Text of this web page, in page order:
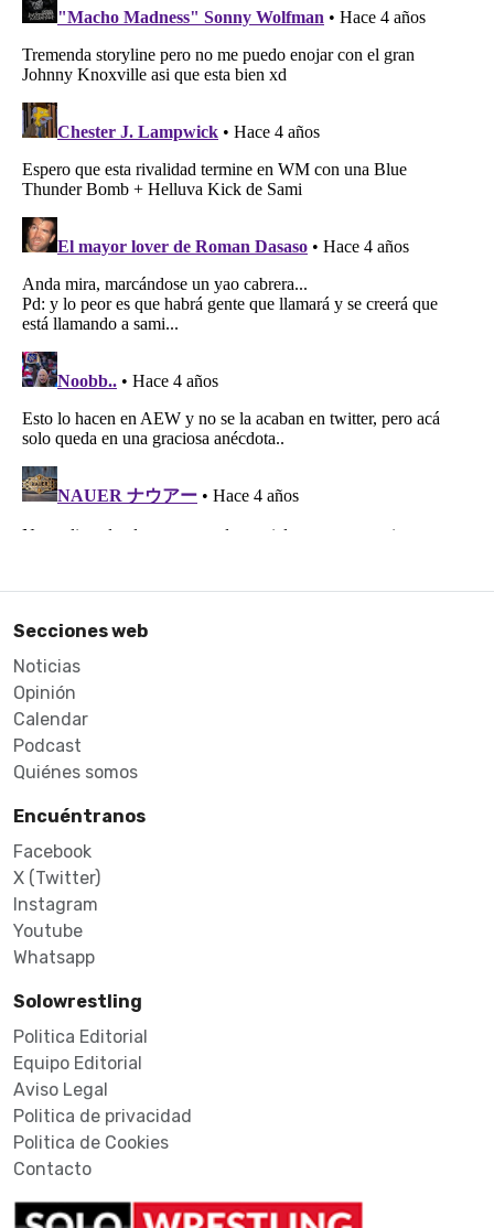
Secciones web
Noticias
Opinión
Calendar
Podcast
Quiénes somos
Encuéntranos
Facebook
X (Twitter)
Instagram
Youtube
Whatsapp
Solowrestling
Politica Editorial
Equipo Editorial
Aviso Legal
Politica de privacidad
Politica de Cookies
Contacto